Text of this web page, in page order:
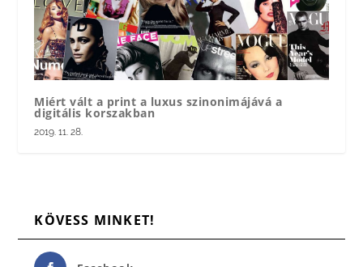
Miért vált a print a luxus szinonimájává a
digitális korszakban
2019. 11. 28.
KÖVESS MINKET!